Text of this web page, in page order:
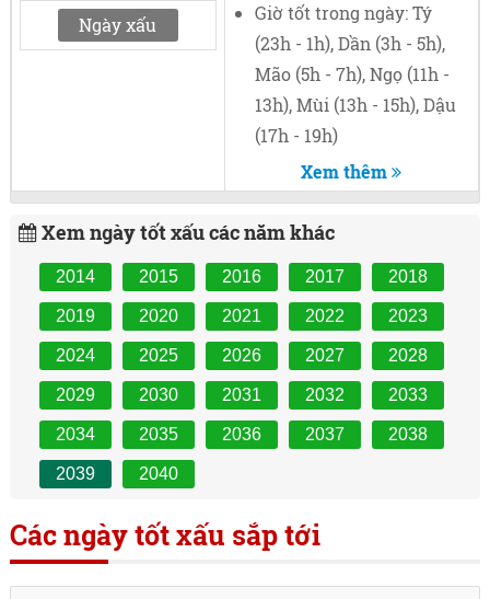
Ngày xấu
Giờ tốt trong ngày: Tý
(23h - 1h), Dần (3h - 5h),
Mão (5h - 7h), Ngọ (11h -
13h), Mùi (13h - 15h), Dậu
(17h - 19h)
Xem thêm
Xem ngày tốt xấu các năm khác
2014 2015 2016 2017 2018
2019 2020 2021 2022 2023
2024 2025 2026 2027 2028
2029 2030 2031 2032 2033
2034 2035 2036 2037 2038
2039 2040
Các ngày tốt xấu sắp tới